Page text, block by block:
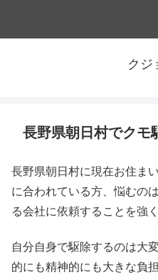
クジ
長野県朝日村でクモ
長野県朝日村に現在お住ま
に合われている方、悩むの
る会社に依頼することを強
自分自身で駆除するのは大
的にも精神的にも大きな負